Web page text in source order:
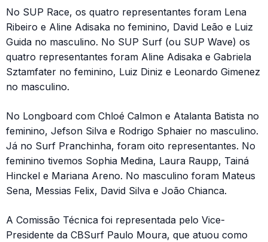
No SUP Race, os quatro representantes foram Lena
Ribeiro e Aline Adisaka no feminino, David Leão e Luiz
Guida no masculino. No SUP Surf (ou SUP Wave) os
quatro representantes foram Aline Adisaka e Gabriela
Sztamfater no feminino, Luiz Diniz e Leonardo Gimenez
no masculino.
No Longboard com Chloé Calmon e Atalanta Batista no
feminino, Jefson Silva e Rodrigo Sphaier no masculino.
Já no Surf Pranchinha, foram oito representantes. No
feminino tivemos Sophia Medina, Laura Raupp, Tainá
Hinckel e Mariana Areno. No masculino foram Mateus
Sena, Messias Felix, David Silva e João Chianca.
A Comissão Técnica foi representada pelo Vice-
Presidente da CBSurf Paulo Moura, que atuou como